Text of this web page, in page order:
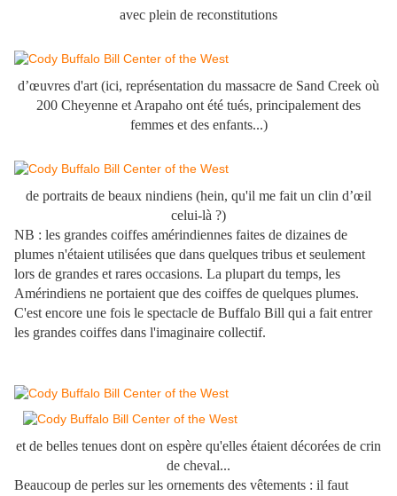
avec plein de reconstitutions
d’œuvres d'art (ici, représentation du massacre de Sand Creek où
200 Cheyenne et Arapaho ont été tués, principalement des
femmes et des enfants...)
de portraits de beaux nindiens (hein, qu'il me fait un clin d’œil
celui-là ?)
NB : les grandes coiffes amérindiennes faites de dizaines de
plumes n'étaient utilisées que dans quelques tribus et seulement
lors de grandes et rares occasions. La plupart du temps, les
Amérindiens ne portaient que des coiffes de quelques plumes.
C'est encore une fois le spectacle de Buffalo Bill qui a fait entrer
les grandes coiffes dans l'imaginaire collectif.
et de belles tenues dont on espère qu'elles étaient décorées de crin
de cheval...
Beaucoup de perles sur les ornements des vêtements : il faut